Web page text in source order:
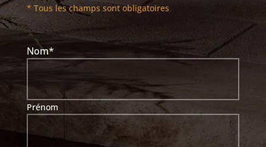
* Tous les champs sont obligatoires
Nom*
Prénom